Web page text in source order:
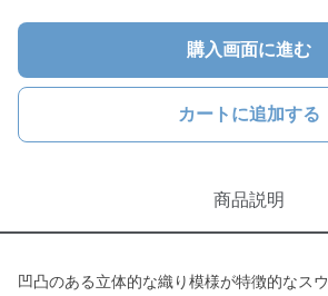
購入画面に進む
カートに追加する
商品説明
凹凸のある立体的な織り模様が特徴的なス